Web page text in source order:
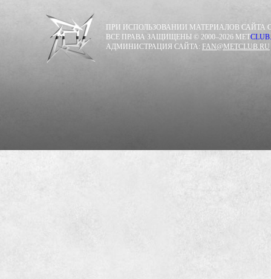
ПРИ ИСПОЛЬЗОВАНИИ МАТЕРИАЛОВ САЙТА
ВСЕ ПРАВА ЗАЩИЩЕНЫ © 2000–2026 METCLUB.
АДМИНИСТРАЦИЯ САЙТА: FAN@METCLUB.RU